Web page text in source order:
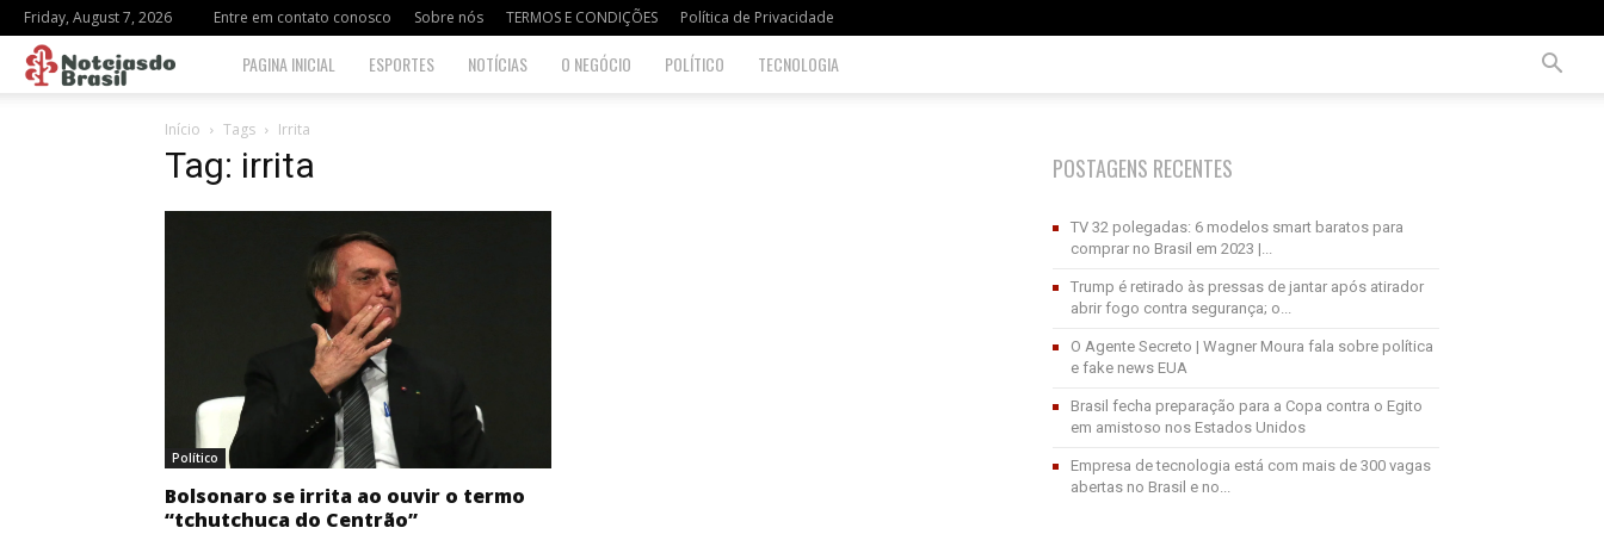
Friday, August 7, 2026 Entre em contato conosco Sobre nós TERMOS E CONDIÇÕES Política de Privacidade
Notciasdo
Brasil
PAGINA INICIAL ESPORTES NOTÍCIAS O NEGÓCIO POLÍTICO TECNOLOGIA
Início Tags Irrita
Tag: irrita
Político
Bolsonaro se irrita ao ouvir o termo
“tchutchuca do Centrão”
POSTAGENS RECENTES
TV 32 polegadas: 6 modelos smart baratos para
comprar no Brasil em 2023 |...
Trump é retirado às pressas de jantar após atirador
abrir fogo contra segurança; o...
O Agente Secreto | Wagner Moura fala sobre política
e fake news EUA
Brasil fecha preparação para a Copa contra o Egito
em amistoso nos Estados Unidos
Empresa de tecnologia está com mais de 300 vagas
abertas no Brasil e no...